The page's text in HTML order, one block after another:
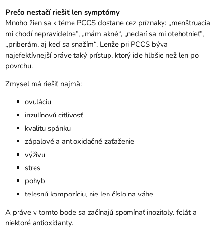
Prečo nestačí riešiť len symptómy
Mnoho žien sa k téme PCOS dostane cez príznaky: „menštruácia
mi chodí nepravidelne“, „mám akné“, „nedarí sa mi otehotnieť“,
„priberám, aj keď sa snažím“. Lenže pri PCOS býva
najefektívnejší práve taký prístup, ktorý ide hlbšie než len po
povrchu.
Zmysel má riešiť najmä:
ovuláciu
inzulínovú citlivosť
kvalitu spánku
zápalové a antioxidačné zaťaženie
výživu
stres
pohyb
telesnú kompozíciu, nie len číslo na váhe
A práve v tomto bode sa začínajú spomínať inozitoly, folát a
niektoré antioxidanty.